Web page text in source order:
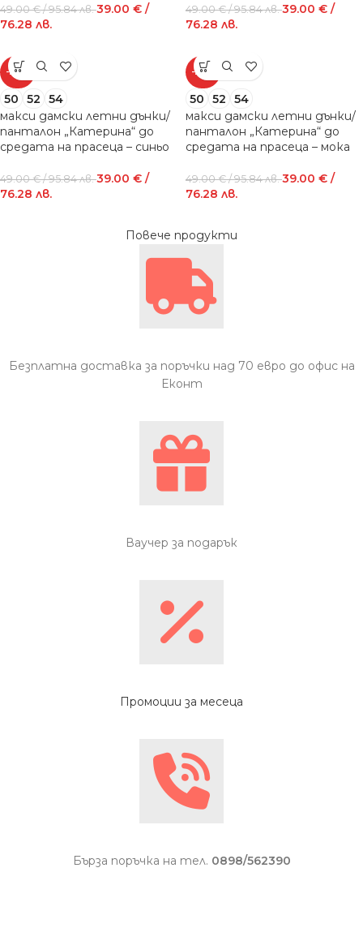
49.00€/ 95.84 лв.39.00 € /
76.28 лв.
49.00€/ 95.84 лв.39.00 € /
76.28 лв.
-20%
50 52
54
макси дамски летни дънки/
панталон „Катерина“ до
средата на прасеца – синьо
49.00€/ 95.84 лв.39.00 € /
76.28 лв.
-20%
50 52
54
макси дамски летни дънки/
панталон „Катерина“ до
средата на прасеца – мока
49.00€/ 95.84 лв.39.00 € /
76.28 лв.
Повече продукти
Безплатна доставка за поръчки над 70 евро до офис на
Еконт
Ваучер за подарък
Промоции за месеца
Бърза поръчка на тел. 0898/562390